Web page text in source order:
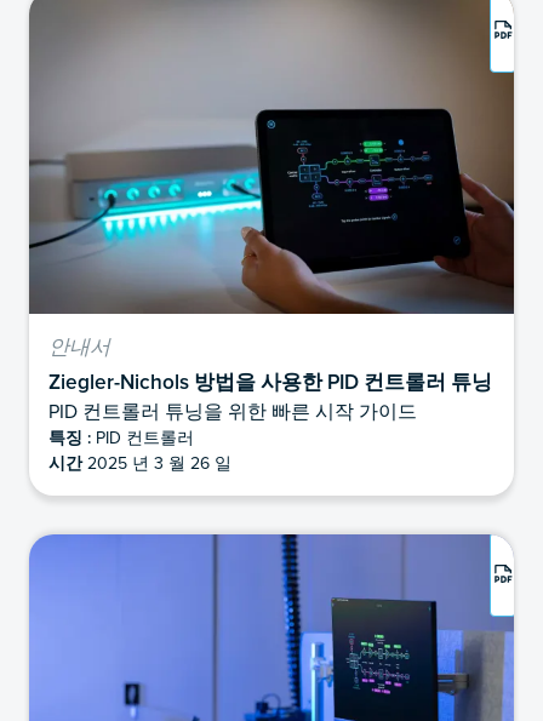
안내서
Ziegler-Nichols 방법을 사용한 PID 컨트롤러 튜닝
PID 컨트롤러 튜닝을 위한 빠른 시작 가이드
특징 : PID 컨트롤러
시간2025 년 3 월 26 일